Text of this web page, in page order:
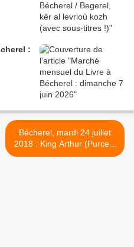
:
Bécherel, mardi 24 juillet
2018 : King Arthur (Purcell)
avec BarokOpera